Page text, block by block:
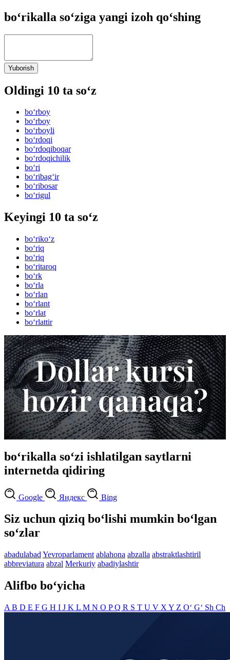
bo‘rikalla so‘ziga yangi izoh qo‘shing
Yuborish
Oldingi 10 ta so‘z
bo‘rboy
bo‘rboy
bo‘rboyli
bo‘rdoqi
bo‘rdoqiboqar
bo‘rdoqichilik
bo‘ri
bo‘ribag‘ir
bo‘ribosar
bo‘rigul
Keyingi 10 ta so‘z
bo‘riko‘z
bo‘riq
bo‘riq
bo‘ritaroq
bo‘rk
bo‘rla
bo‘rlan
bo‘rlant
bo‘rlat
bo‘rlattir
bo‘rikalla so‘zi ishlatilgan saytlarni
internetda qidiring
Google Яндекс Bing
Siz uchun qiziq bo‘lishi mumkin bo‘lgan
so‘zlar
abadulabad Yevroparlament ablahona abzalla abstraktlashtiril
abbreviatura abzal Merkuriy abadiylashtir
Alifbo bo‘yicha
A B D E F G H I J K L M N O PQ R S T U V X Y Z O‘ G‘ Sh Ch